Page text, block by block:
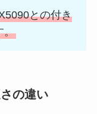
との付き
。
の違い